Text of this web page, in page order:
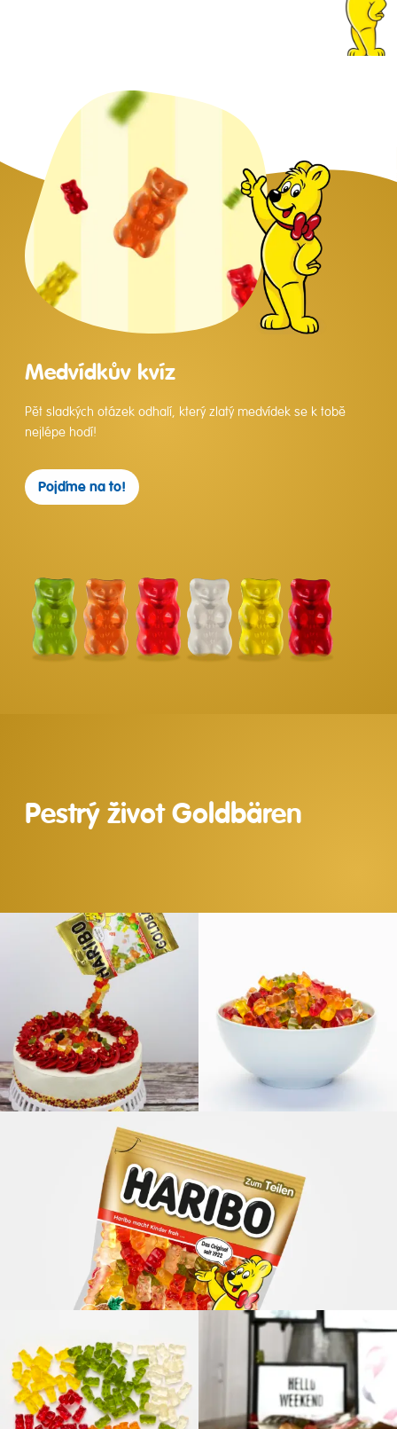
Medvídkův kvíz
Pět sladkých otázek odhalí, který zlatý medvídek se k tobě
nejlépe hodí!
Pojďme na to!
Pestrý život Goldbären